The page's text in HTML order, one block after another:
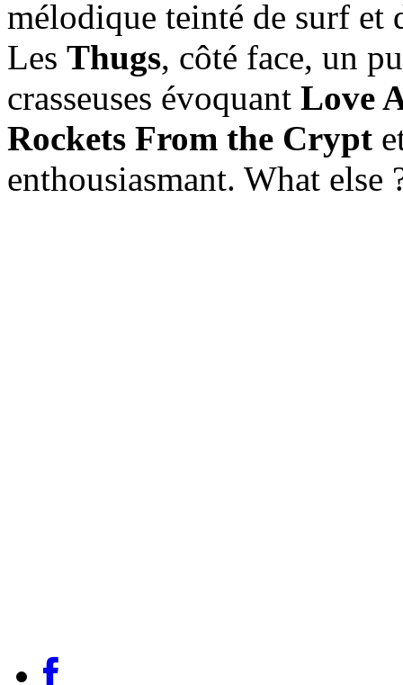
mélodique teinté de surf et
Les Thugs, côté face, un
crasseuses évoquant Love
Rockets From the Crypt
enthousiasmant. What else